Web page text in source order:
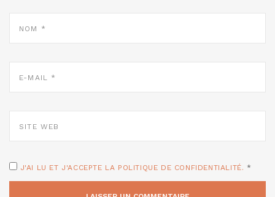
NOM
E-
MAIL
SITE
WEB
J'AI LU ET J'ACCEPTE LA POLITIQUE DE CONFIDENTIALITÉ. *